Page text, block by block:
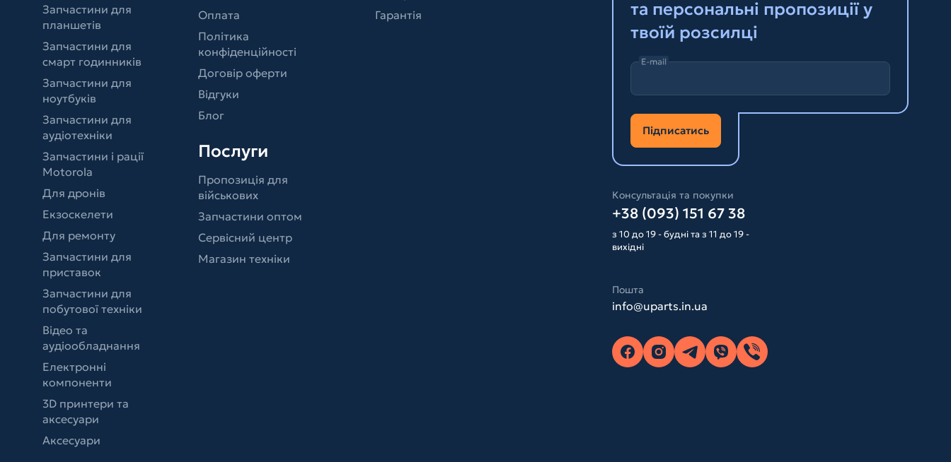
Запчастини для
планшетів
Запчастини для
смарт годинників
Запчастини для
ноутбуків
Запчастини для
аудіотехніки
Запчастини і рації
Motorola
Для дронів
Екзоскелети
Для ремонту
Запчастини для
приставок
Запчастини для
побутової техніки
Відео та
аудіообладнання
Електронні
компоненти
3D принтери та
аксесуари
Аксесуари
Оплата
Політика
конфіденційності
Договір оферти
Відгуки
Блог
Послуги
Пропозиція для
військових
Запчастини оптом
Сервісний центр
Магазин техніки
Гарантія
та персональні пропозиції у
твоїй розсилці
E-mail
Підписатись
Консультація та покупки
+38 (093) 151 67 38
з 10 до 19 - будні та з 11 до 19 -
вихідні
Пошта
info@uparts.in.ua